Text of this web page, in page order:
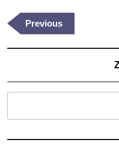
Previous
Post
Previous